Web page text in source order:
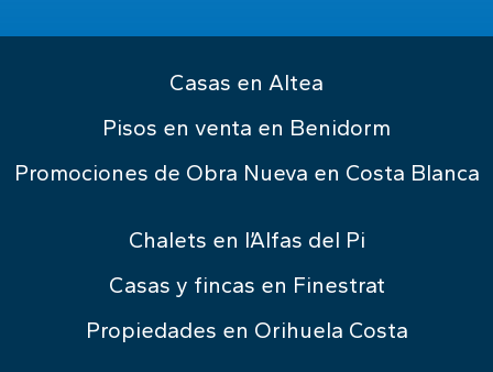
Casas en Altea
Pisos en venta en Benidorm
Promociones de Obra Nueva en Costa Blanca
Chalets en l’Alfas del Pi
Casas y fincas en Finestrat
Propiedades en Orihuela Costa